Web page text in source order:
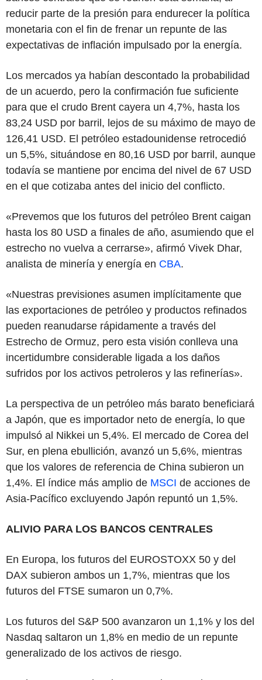
reducir parte de la presión para endurecer la política
monetaria con el fin de frenar un repunte de las
expectativas de inflación impulsado por la energía.
Los mercados ya habían descontado la probabilidad
de un acuerdo, pero la confirmación fue suficiente
para que el crudo Brent cayera un 4,7%, hasta los
83,24 USD por barril, lejos de su máximo de mayo de
126,41 USD. El petróleo estadounidense retrocedió
un 5,5%, situándose en 80,16 USD por barril, aunque
todavía se mantiene por encima del nivel de 67 USD
en el que cotizaba antes del inicio del conflicto.
«Prevemos que los futuros del petróleo Brent caigan
hasta los 80 USD a finales de año, asumiendo que el
estrecho no vuelva a cerrarse», afirmó Vivek Dhar,
analista de minería y energía en CBA.
«Nuestras previsiones asumen implícitamente que
las exportaciones de petróleo y productos refinados
pueden reanudarse rápidamente a través del
Estrecho de Ormuz, pero esta visión conlleva una
incertidumbre considerable ligada a los daños
sufridos por los activos petroleros y las refinerías».
La perspectiva de un petróleo más barato beneficiará
a Japón, que es importador neto de energía, lo que
impulsó al Nikkei un 5,4%. El mercado de Corea del
Sur, en plena ebullición, avanzó un 5,6%, mientras
que los valores de referencia de China subieron un
1,4%. El índice más amplio de MSCI de acciones de
Asia-Pacífico excluyendo Japón repuntó un 1,5%.
ALIVIO PARA LOS BANCOS CENTRALES
En Europa, los futuros del EUROSTOXX 50 y del
DAX subieron ambos un 1,7%, mientras que los
futuros del FTSE sumaron un 0,7%.
Los futuros del S&P 500 avanzaron un 1,1% y los del
Nasdaq saltaron un 1,8% en medio de un repunte
generalizado de los activos de riesgo.